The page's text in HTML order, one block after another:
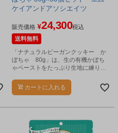
ケイアンドアソシエイツ
販売価格 ¥24,300税込
送料無料
「ナチュラルビーガンクッキー か
ぼちゃ 80g」は、生の有機かぼち
ゃペーストをたっぷり生地に練り込
カートに入れる